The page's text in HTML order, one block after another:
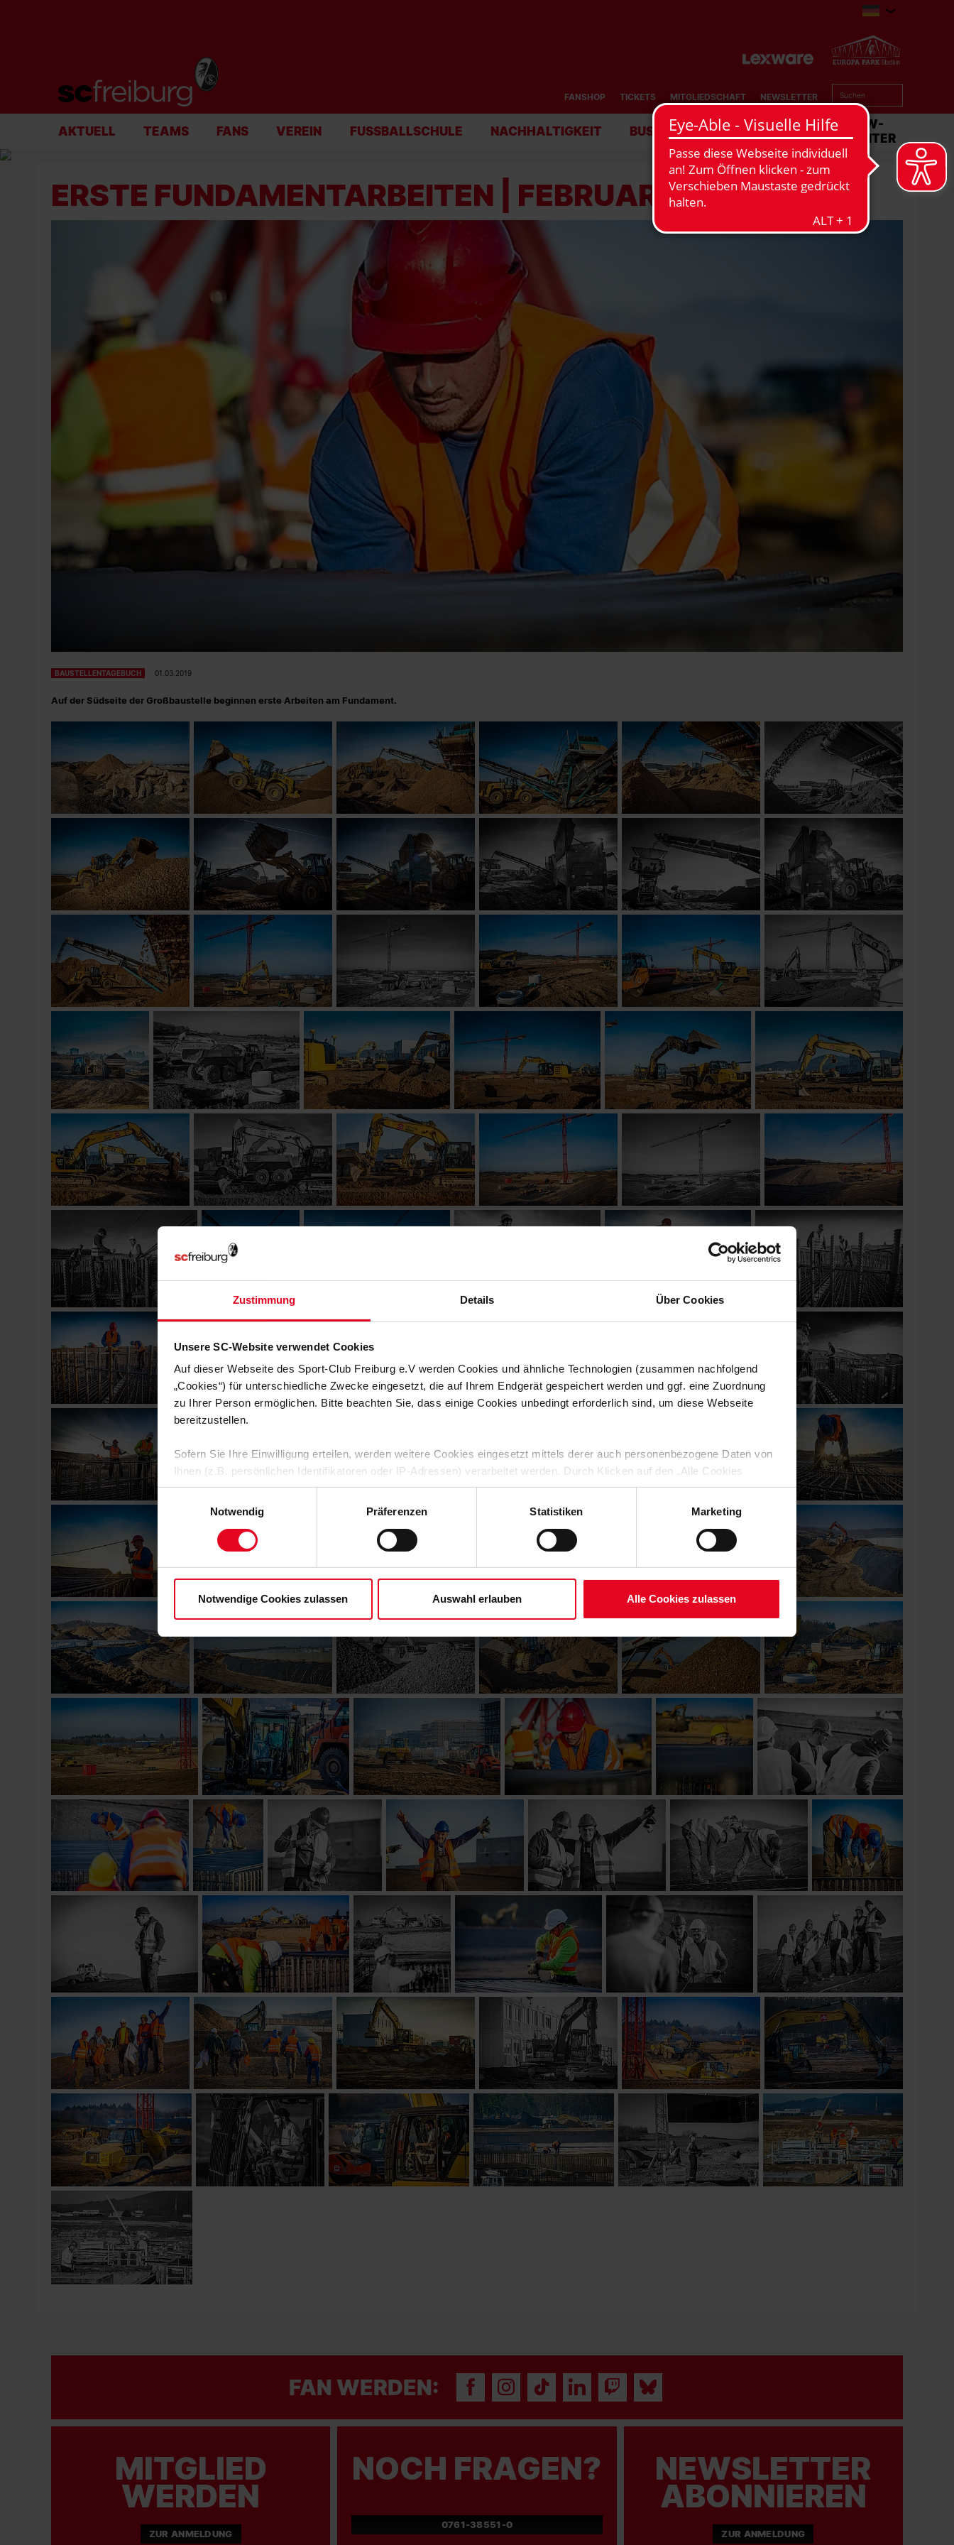
Zustimmung Details Über Cookies
Unsere SC-Website verwendet Cookies
Auf dieser Webseite des Sport-Club Freiburg e.V werden Cookies und ähnliche Technologien (zusammen nachfolgend
„Cookies“) für unterschiedliche Zwecke eingesetzt, die auf Ihrem Endgerät gespeichert werden und ggf. eine Zuordnung
zu Ihrer Person ermöglichen. Bitte beachten Sie, dass einige Cookies unbedingt erforderlich sind, um diese Webseite
bereitzustellen.
Sofern Sie Ihre Einwilligung erteilen, werden weitere Cookies eingesetzt mittels derer auch personenbezogene Daten von
Ihnen (z.B. persönlichen Identifikatoren oder IP-Adressen) verarbeitet werden. Durch Klicken auf den „Alle Cookies
zulassen“-Button stimmen Sie der Speicherung aller aufgeführten Cookies und der entsprechenden Verarbeitung Ihrer
personenbezogenen Daten für die unten jeweils angegebene Zwecke gem. § 25 Abs. 1 TDDDG, Art. 6 Abs. 1 lit. a DSGVO
Soweit Sie „Notwendige Cookies“ auswählen, werden nur unbedingt erforderliche Cookies eingesetzt. Ihre etwaig erteilten
Notwendig
Präferenzen Statistiken Marketing
Notwendige Cookies zulassen Auswahl erlauben Alle Cookies zulassen
FANSHOP TICKETS MITGLIEDSCHAFT NEWSLETTER
AKTUELL TEAMS FANS VEREIN FUSSBALLSCHULE NACHHALTIGKEIT BUSINESS STADION MATCHCENTER
ERSTE FUNDAMENTARBEITEN | FEBRUAR 2019
BAUSTELLENTAGEBUCH 01.03.2019
Auf der Südseite der Großbaustelle beginnen erste Arbeiten am Fundament.
FAN WERDEN:
MITGLIED
WERDEN
ZUR ANMELDUNG
NOCH FRAGEN?
0761-38551-0
NEWSLETTER
ABONNIEREN
ZUR ANMELDUNG